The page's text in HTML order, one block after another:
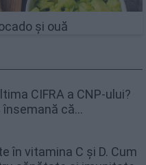
și ouă
CIFRA a CNP-ului?
însemană că...
în vitamina C și D. Cum